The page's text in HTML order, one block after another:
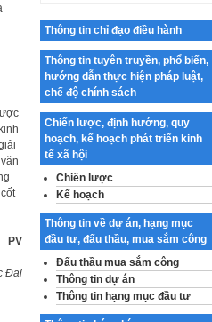
PV
Đại
tưởng của Đảng…
Công bố công khai dự toán kinh
phí xây dựng pháp luật, hoàn
thiện thể chế, chính…
dụng khoa học, công nghệ, đổi
mới sáng tạo và chuyển…
Quy định chi tiết và hướng dẫn
thi hành một số điều của Luật Lý
lịch tư…
Sửa đổi, bổ sung một số nội
dung tại Nghị quyết số 30/NQ-
CP ngày 24 tháng 02…
Ban hành Chương trình hành
động của Chính phủ thực hiện
Nghị quyết số 02-NQ/TW ngày
Thông tin chỉ đạo điều hành
Thông tin tuyên truyền, phổ biến,
hướng dẫn thực hiện pháp luật,
chế độ chính sách
Chiến lược, định hướng, quy
hoạch, kế hoạch phát triển kinh
tế xã hội
Chiến lược
Kế hoạch
Thông tin về dự án, hạng mục
đầu tư, đấu thầu, mua sắm công
Đấu thầu mua sắm công
Thông tin dự án
Thông tin hạng mục đầu tư